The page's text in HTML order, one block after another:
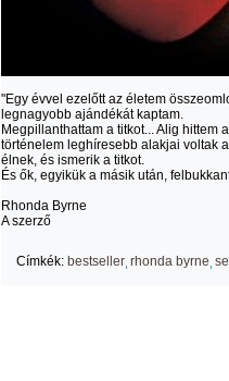
"Egy évvel ezelőtt az életem
legnagyobb ajándékát kaptam.
Megpillanthattam a titkot... Alig hittem
történelem leghíresebb alakjai voltak
élnek, és ismerik a titkot.
És ők, egyikük a másik után,
Rhonda Byrne
A szerző
Címkék: bestseller rhonda byrne